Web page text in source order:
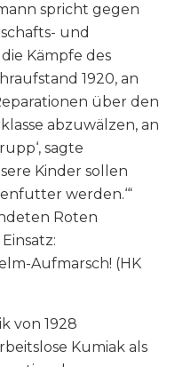
spricht gegen
und
Kämpfe des
1920, an
über den
abzuwälzen, an
sagte
Kinder sollen
werden.‘“
Roten
Aufmarsch! (HK
von 1928
Kumiak als